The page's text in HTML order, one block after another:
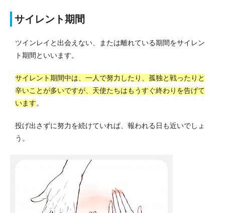
サイレント期間
ツインレイと出会えない、または離れている期間をサイレン
ト期間といいます。
サイレント期間中は、一人で努力したり、孤独と戦ったりと
辛いことが多いですが、天使たちはもうすぐ終わりを告げて
います。
投げ出さずに努力を続けていれば、報われる日も近いでしょ
う。